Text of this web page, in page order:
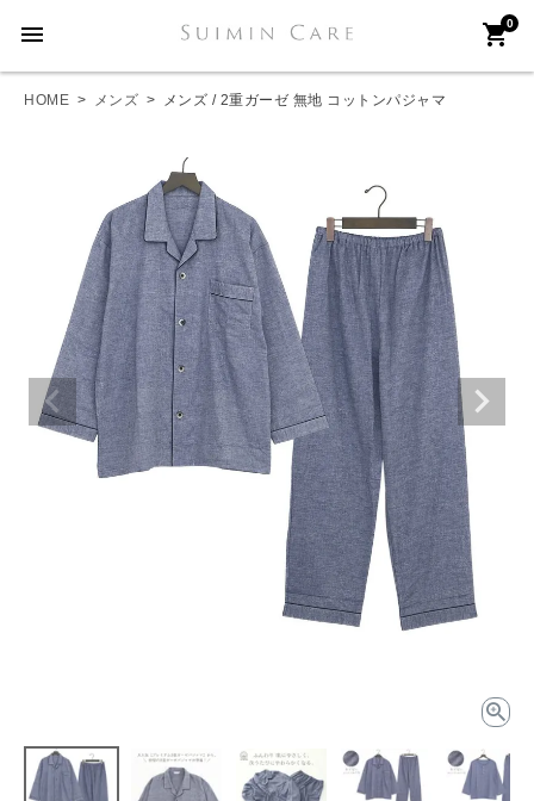
menu 0
shopping_cart
HOME メンズ メンズ / 2重ガーゼ 無地 コットンパジャマ